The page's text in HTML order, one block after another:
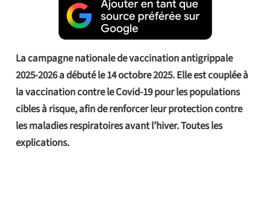
La campagne nationale de vaccination antigrippale
2025-2026 a débuté le 14 octobre 2025. Elle est couplée à
la vaccination contre le Covid-19 pour les populations
cibles à risque, afin de renforcer leur protection contre
les maladies respiratoires avant l’hiver. Toutes les
explications.